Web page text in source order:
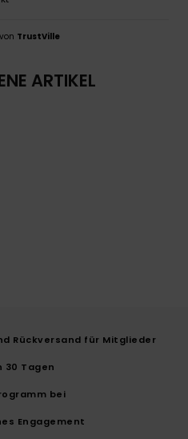
TrustVille
ARTIKEL
Rückversand für Mitglieder
30 Tagen
bei
Engagement